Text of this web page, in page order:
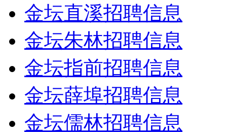
金坛直溪招聘信息
金坛朱林招聘信息
金坛指前招聘信息
金坛薛埠招聘信息
金坛儒林招聘信息